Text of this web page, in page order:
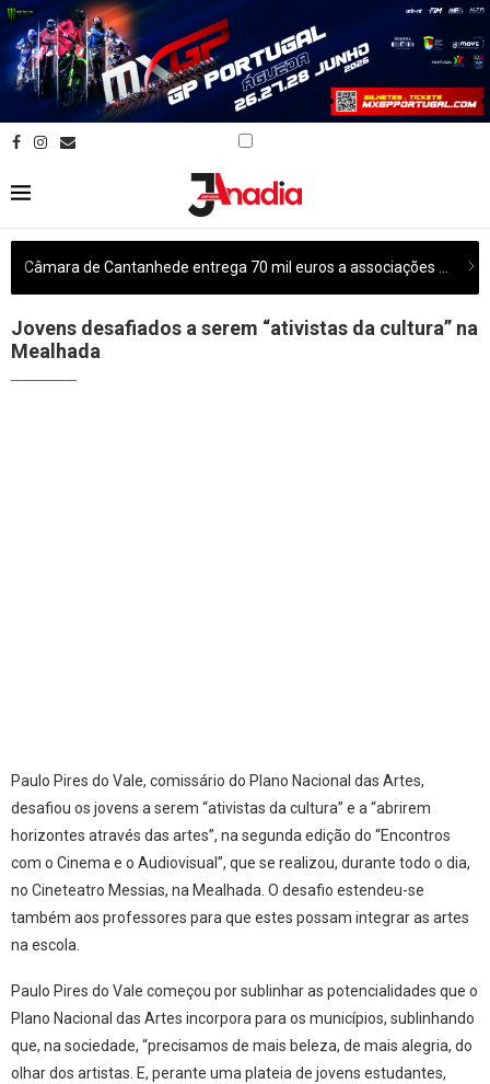
Jovens desafiados a serem “ativistas da cultura” na
Mealhada
Paulo Pires do Vale, comissário do Plano Nacional das Artes,
desafiou os jovens a serem “ativistas da cultura” e a “abrirem
horizontes através das artes”, na segunda edição do “Encontros
com o Cinema e o Audiovisual”, que se realizou, durante todo o dia,
no Cineteatro Messias, na Mealhada. O desafio estendeu-se
também aos professores para que estes possam integrar as artes
na escola.
Paulo Pires do Vale começou por sublinhar as potencialidades que o
Plano Nacional das Artes incorpora para os municípios, sublinhando
que, na sociedade, “precisamos de mais beleza, de mais alegria, do
olhar dos artistas. E, perante uma plateia de jovens estudantes,